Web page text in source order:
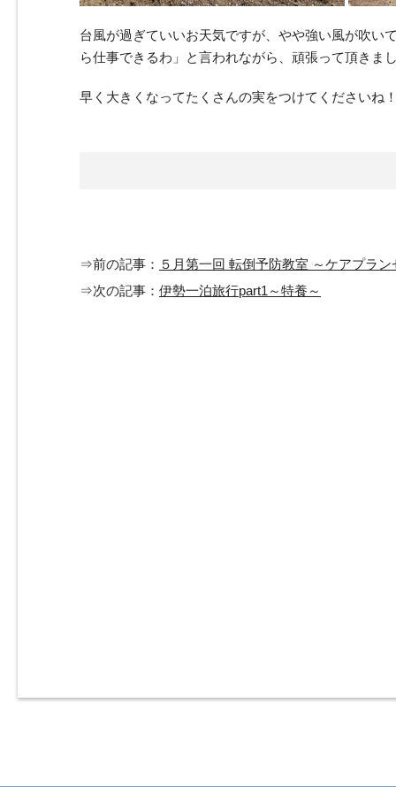
台風が過ぎていいお天気ですが、やや強い風が吹い
ら仕事できるわ」と言われながら、頑張って頂きま
早く大きくなってたくさんの実をつけてくださいね
⇒前の記事： ５月第一回 転倒予防教室 ～ケアプラ
⇒次の記事： 伊勢一泊旅行part1～特養～